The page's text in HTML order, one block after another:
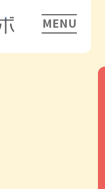
MENU